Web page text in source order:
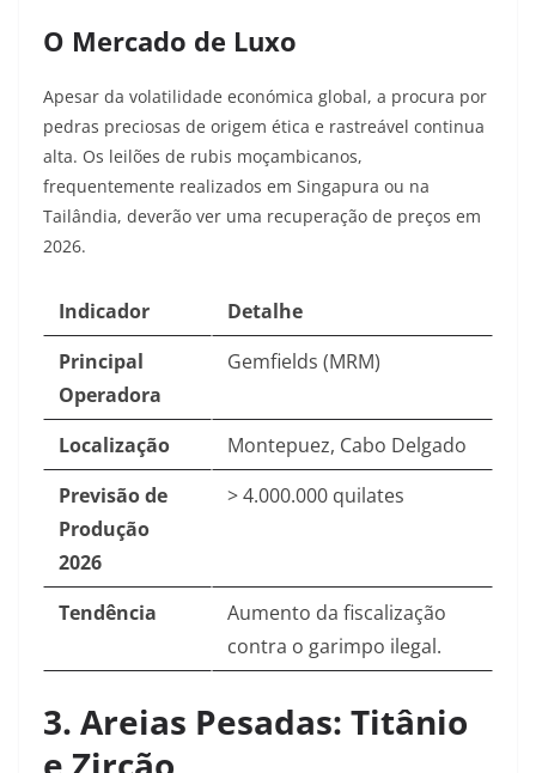
O Mercado de Luxo
Apesar da volatilidade económica global, a procura por
pedras preciosas de origem ética e rastreável continua
alta. Os leilões de rubis moçambicanos,
frequentemente realizados em Singapura ou na
Tailândia, deverão ver uma recuperação de preços em
2026.
Indicador
Detalhe
Principal
Operadora
Gemfields (MRM)
Localização
Montepuez, Cabo Delgado
Previsão de
Produção
2026
> 4.000.000 quilates
Tendência
Aumento da fiscalização
contra o garimpo ilegal.
3. Areias Pesadas: Titânio